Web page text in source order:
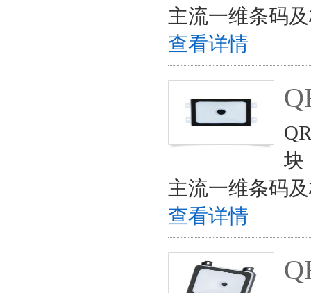
主流一维条码
查看详情
块
主流一维条码
查看详情